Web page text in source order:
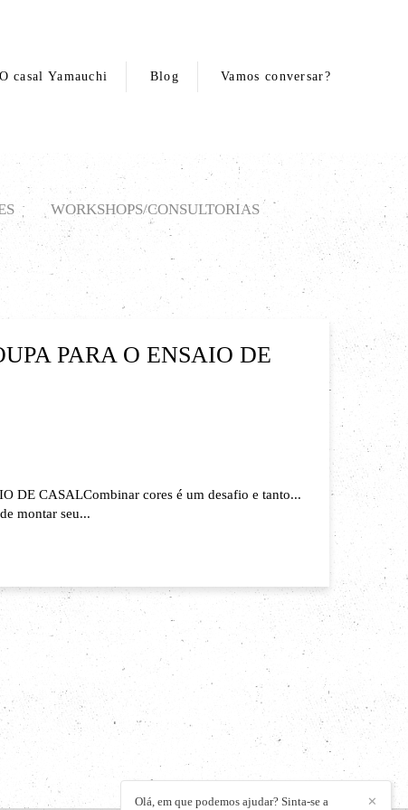
O casal Yamauchi Blog Vamos conversar?
WORKSHOPS/CONSULTORIAS
PARA O ENSAIO DE
DE CASALCombinar cores é um desafio e tanto...
montar seu...
✕
Olá, em que podemos ajudar? Sinta-se a